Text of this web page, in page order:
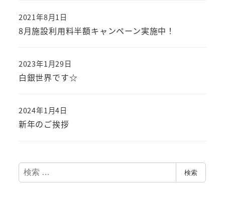
8月施設利用料半額キャンペーン実施中！
2021年8月1日
白銀世界です☆
2023年1月29日
新年のご挨拶
2024年1月4日
検
索
検索